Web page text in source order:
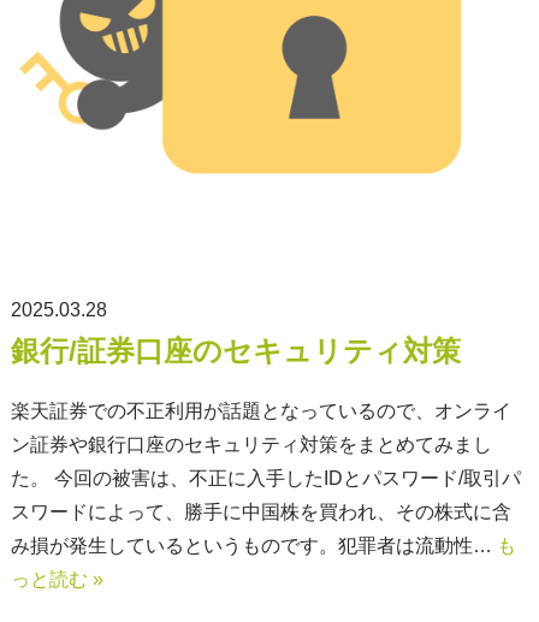
2025.03.28
銀行/証券口座のセキュリティ対策
楽天証券での不正利用が話題となっているので、オンライ
ン証券や銀行口座のセキュリティ対策をまとめてみまし
た。 今回の被害は、不正に入手したIDとパスワード/取引パ
スワードによって、勝手に中国株を買われ、その株式に含
み損が発生しているというものです。犯罪者は流動性… も
っと読む »